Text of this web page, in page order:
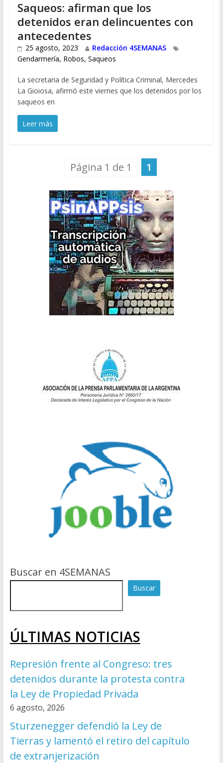
Saqueos: afirman que los
detenidos eran delincuentes con
antecedentes
25 agosto, 2023
Redacción 4SEMANAS
Gendarmería, Robos, Saqueos
La secretaria de Seguridad y Política Criminal, Mercedes
La Gioiosa, afirmó este viernes que los detenidos por los
saqueos en
Leer más
Página 1 de 1 1
Buscar en 4SEMANAS
Buscar
ÚLTIMAS NOTICIAS
Represión frente al Congreso: tres
detenidos durante la protesta contra
la Ley de Propiedad Privada
6 agosto, 2026
Sturzenegger defendió la Ley de
Tierras y lamentó el retiro del capítulo
de extranjerización